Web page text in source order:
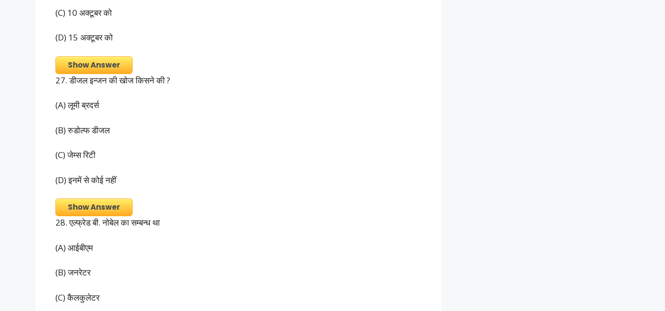
(C) 10 अक्टूबर को
(D) 15 अक्टूबर को
Show Answer
27. डीजल इन्जन की खोज किसने की ?
(A) लूमी ब्रदर्स
(B) रुडोल्फ डीजल
(C) जेम्स रिटी
(D) इनमें से कोई नहीं
Show Answer
28. एल्फ्रेड बी. नोबेल का सम्बन्ध था
(A) आईबीएम
(B) जनरेटर
(C) कैलकुलेटर